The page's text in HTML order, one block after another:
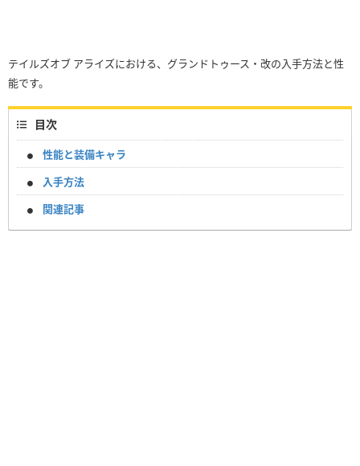
テイルズオブ アライズにおける、グランドトゥース・改の入手方法と性
能です。
目次
性能と装備キャラ
入手方法
関連記事